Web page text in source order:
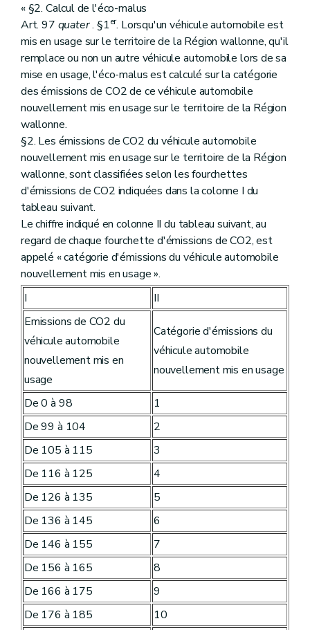
« §2. Calcul de l'éco-malus
Art. 97 quater. §1er. Lorsqu'un véhicule automobile est
mis en usage sur le territoire de la Région wallonne, qu'il
remplace ou non un autre véhicule automobile lors de sa
mise en usage, l'éco-malus est calculé sur la catégorie
des émissions de CO2 de ce véhicule automobile
nouvellement mis en usage sur le territoire de la Région
wallonne.
§2. Les émissions de CO2 du véhicule automobile
nouvellement mis en usage sur le territoire de la Région
wallonne, sont classifiées selon les fourchettes
d'émissions de CO2 indiquées dans la colonne I du
tableau suivant.
Le chiffre indiqué en colonne II du tableau suivant, au
regard de chaque fourchette d'émissions de CO2, est
appelé « catégorie d'émissions du véhicule automobile
nouvellement mis en usage ».
I
II
Emissions de CO2 du
véhicule automobile
nouvellement mis en
usage
Catégorie d'émissions du
véhicule automobile
nouvellement mis en usage
De 0 à 98
1
De 99 à 104
2
De 105 à 115
3
De 116 à 125
4
De 126 à 135
5
De 136 à 145
6
De 146 à 155
7
De 156 à 165
8
De 166 à 175
9
De 176 à 185
10